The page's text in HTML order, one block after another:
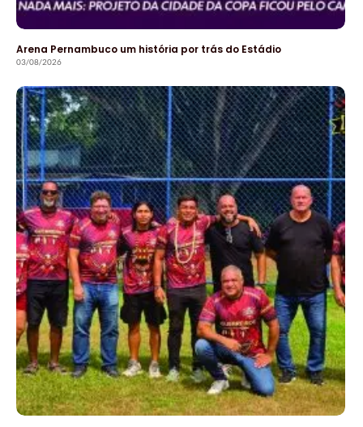
Arena Pernambuco um história por trás do Estádio
03/08/2026